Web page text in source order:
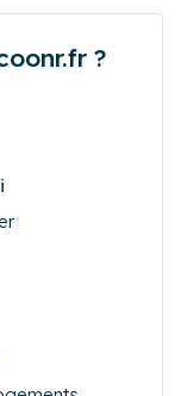
le prix de
?